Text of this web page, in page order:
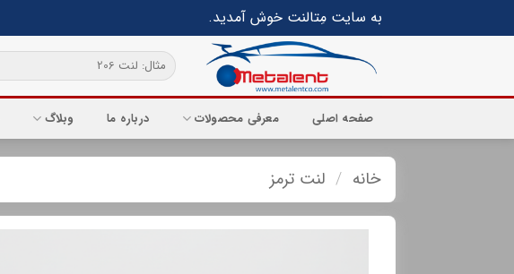
to
به سایت مِتالنت خوش آمدید.
جستجو
برای:
صفحه اصلی معرفی محصولات درباره ما وبلاگ
خانه / لنت ترمز